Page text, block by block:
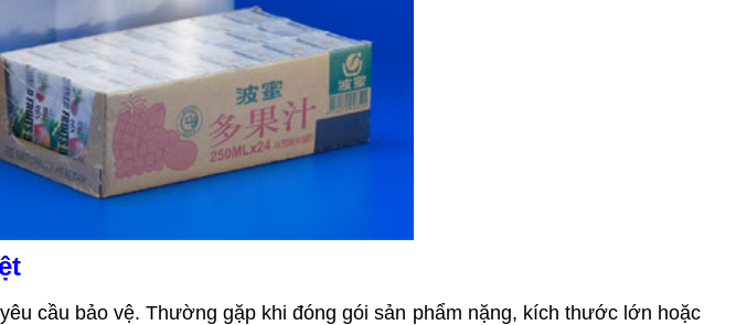
cầu bảo vệ. Thường gặp khi đóng gói sản phẩm nặng, kích thước lớn hoặc